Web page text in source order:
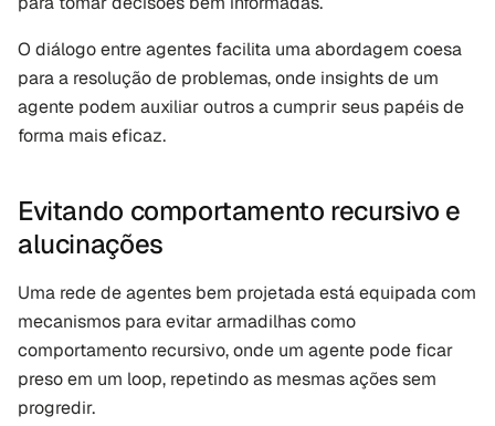
O diálogo entre agentes facilita uma abordagem coesa
para a resolução de problemas, onde insights de um
agente podem auxiliar outros a cumprir seus papéis de
forma mais eficaz.
Evitando comportamento recursivo e
alucinações
Uma rede de agentes bem projetada está equipada com
mecanismos para evitar armadilhas como
comportamento recursivo, onde um agente pode ficar
preso em um loop, repetindo as mesmas ações sem
progredir.